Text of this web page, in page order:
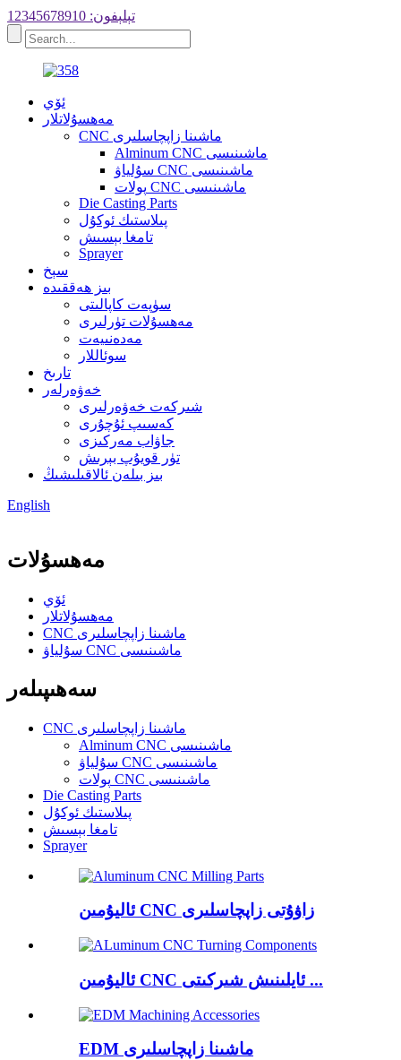
تېلېفون: 12345678910
ئۆي
مەھسۇلاتلار
CNC ماشىنا زاپچاسلىرى
Alminum CNC ماشىنىسى
سۇلياۋ CNC ماشىنىسى
پولات CNC ماشىنىسى
Die Casting Parts
پىلاستىك ئوكۇل
تامغا بېسىش
Sprayer
سېخ
بىز ھەققىدە
سۈپەت كاپالىتى
مەھسۇلات تۈرلىرى
مەدەنىيەت
سوئاللار
تارىخ
خەۋەرلەر
شىركەت خەۋەرلىرى
كەسىپ ئۇچۇرى
جاۋاب مەركىزى
تۈر قويۇپ بېرىش
بىز بىلەن ئالاقىلىشىڭ
English
مەھسۇلات
ئۆي
مەھسۇلاتلار
CNC ماشىنا زاپچاسلىرى
سۇلياۋ CNC ماشىنىسى
سەھىپىلەر
CNC ماشىنا زاپچاسلىرى
Alminum CNC ماشىنىسى
سۇلياۋ CNC ماشىنىسى
پولات CNC ماشىنىسى
Die Casting Parts
پىلاستىك ئوكۇل
تامغا بېسىش
Sprayer
ئاليۇمىن CNC زاۋۇتى زاپچاسلىرى
ئاليۇمىن CNC ئايلىنىش شىركىتى ...
EDM ماشىنا زاپچاسلىرى